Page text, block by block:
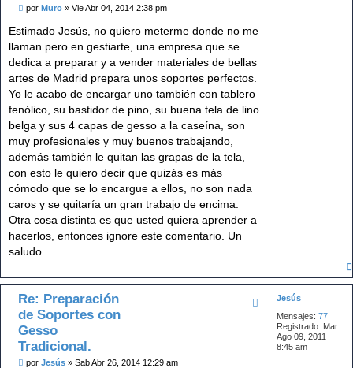
M
n
a
e
por Muro »Vie Abr 04, 2014 2:38 pm
Estimado Jesús, no quiero meterme donde no me
llaman pero en gestiarte, una empresa que se
dedica a preparar y a vender materiales de bellas
artes de Madrid prepara unos soportes perfectos.
Yo le acabo de encargar uno también con tablero
fenólico, su bastidor de pino, su buena tela de lino
belga y sus 4 capas de gesso a la caseína, son
muy profesionales y muy buenos trabajando,
además también le quitan las grapas de la tela,
con esto le quiero decir que quizás es más
cómodo que se lo encargue a ellos, no son nada
caros y se quitaría un gran trabajo de encima.
Otra cosa distinta es que usted quiera aprender a
hacerlos, entonces ignore este comentario. Un
saludo.
Jesús
Mensajes: 77
Registrado: Mar
Ago 09, 2011
8:45 am
Re: Preparación
de Soportes con
Gesso
Tradicional.
M
porJesús »Sab Abr 26, 2014 12:29 am